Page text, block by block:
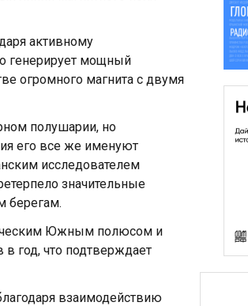
активному
генерирует мощный
огромного магнита с двумя
полушарии, но
его все же именуют
исследователем
значительные
берегам.
Южным полюсом и
год, что подтверждает
взаимодействию